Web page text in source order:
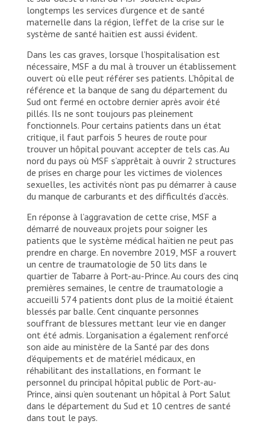
longtemps les services d’urgence et de santé
maternelle dans la région, l’effet de la crise sur le
système de santé haïtien est aussi évident.
Dans les cas graves, lorsque l’hospitalisation est
nécessaire, MSF a du mal à trouver un établissement
ouvert où elle peut référer ses patients. L’hôpital de
référence et la banque de sang du département du
Sud ont fermé en octobre dernier après avoir été
pillés. Ils ne sont toujours pas pleinement
fonctionnels. Pour certains patients dans un état
critique, il faut parfois 5 heures de route pour
trouver un hôpital pouvant accepter de tels cas. Au
nord du pays où MSF s’apprêtait à ouvrir 2 structures
de prises en charge pour les victimes de violences
sexuelles, les activités n’ont pas pu démarrer à cause
du manque de carburants et des difficultés d’accès.
En réponse à l’aggravation de cette crise, MSF a
démarré de nouveaux projets pour soigner les
patients que le système médical haïtien ne peut pas
prendre en charge. En novembre 2019, MSF a rouvert
un centre de traumatologie de 50 lits dans le
quartier de Tabarre à Port-au-Prince. Au cours des cinq
premières semaines, le centre de traumatologie a
accueilli 574 patients dont plus de la moitié étaient
blessés par balle. Cent cinquante personnes
souffrant de blessures mettant leur vie en danger
ont été admis. L’organisation a également renforcé
son aide au ministère de la Santé par des dons
d’équipements et de matériel médicaux, en
réhabilitant des installations, en formant le
personnel du principal hôpital public de Port-au-
Prince, ainsi qu’en soutenant un hôpital à Port Salut
dans le département du Sud et 10 centres de santé
dans tout le pays.